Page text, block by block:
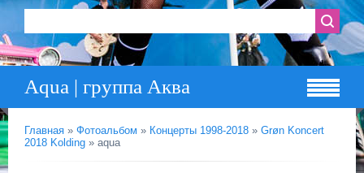
Aqua | группа Аква
Главная » Фотоальбом » Концерты 1998-2018 » Grøn Koncert
2018 Kolding » aqua